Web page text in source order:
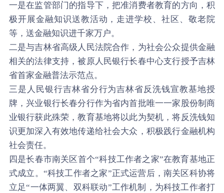
一是在监管部门的指导下，把准消费者教育的方向，积
极开展金融知识送教活动，走进学校、社区、敬老院
等，送金融知识进千家万户。
二是与吉林省高级人民法院合作，为社会公众提供金融
相关的法律支持，被原人民银行长春中心支行授予吉林
省首家金融普法示范点。
三是人民银行吉林省分行为吉林省反洗钱宣教基地授
牌，兴业银行长春分行作为省内首批唯一一家股份制商
业银行获此殊荣，教育基地将以此为契机，将反洗钱知
识更加深入有效地传递给社会大众，积极践行金融机构
社会责任。
四是长春市南关区首个“科技工作者之家”在教育基地正
式成立。“科技工作者之家”正式运营后，南关区科协将
立足“一体两翼、双科联动”工作机制，为科技工作者打